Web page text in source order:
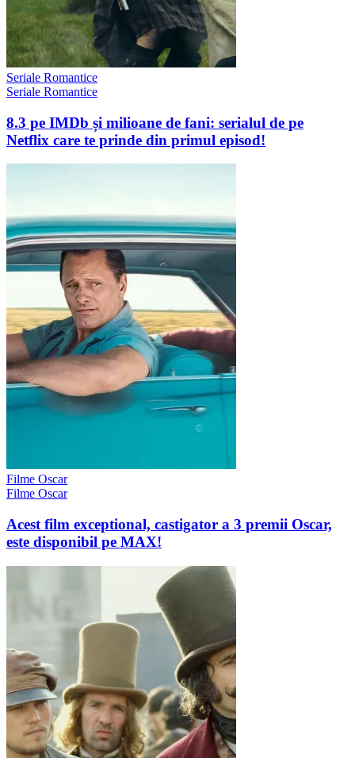
Seriale Romantice
Seriale Romantice
8.3 pe IMDb și milioane de fani: serialul de pe
Netflix care te prinde din primul episod!
Filme Oscar
Filme Oscar
Acest film exceptional, castigator a 3 premii Oscar,
este disponibil pe MAX!